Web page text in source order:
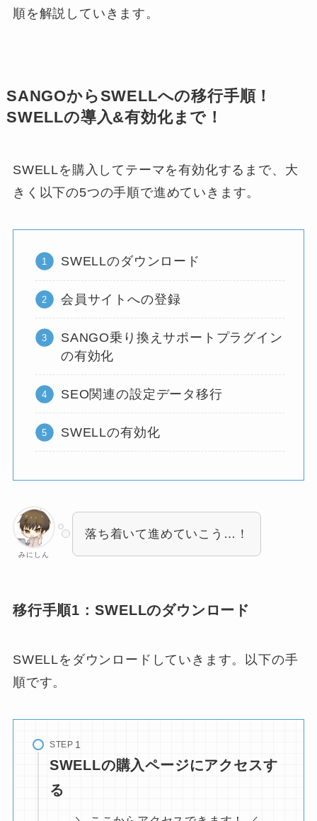
順を解説していきます。
SANGOからSWELLへの移行手順！
SWELLの導入&有効化まで！
SWELLを購入してテーマを有効化するまで、大
きく以下の5つの手順で進めていきます。
SWELLのダウンロード
会員サイトへの登録
SANGO乗り換えサポートプラグイン
の有効化
SEO関連の設定データ移行
SWELLの有効化
みにしん
落ち着いて進めていこう…！
移行手順1 : SWELLのダウンロード
SWELLをダウンロードしていきます。以下の手
順です。
STEP
SWELLの購入ページにアクセスす
る